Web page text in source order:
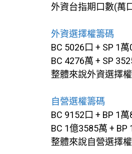
外資台指期口數(萬
外資選擇權籌碼
BC 5026口 + SP 1萬
BC 4276萬 + SP
整體來說外資選擇
自營選權籌碼
BC 9152口 + BP 1
BC 1億3585萬 + BP
整體來說自營選擇